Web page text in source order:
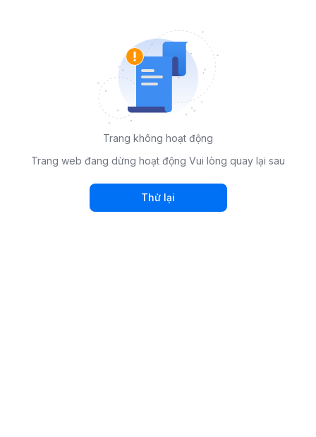
Trang không hoạt động
Trang web đang dừng hoạt động Vui lòng quay lại sau
Thử lại